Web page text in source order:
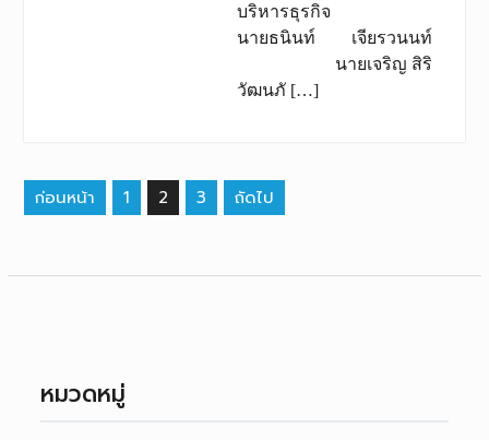
บริหารธุรกิจ
นายธนินท์ เจียรวนนท์
นายเจริญ สิริ
วัฒนภั […]
เมนู
นำทาง
ก่อนหน้า 1 2 3 ถัดไป
หมวดหมู่